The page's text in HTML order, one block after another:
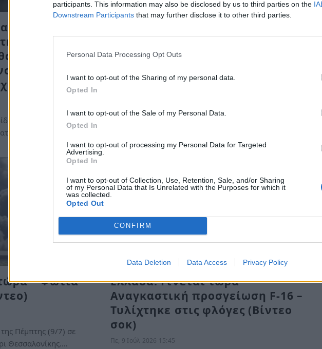
participants. This information may also be disclosed by us to third parties on the
Downstream Participants that may further disclose it to other third parties.
Personal Data Processing Opt Outs
I want to opt-out of the Sharing of my personal data.
Opted In
I want to opt-out of the Sale of my Personal Data.
Opted In
I want to opt-out of processing my Personal Data for Targeted
Advertising.
Opted In
I want to opt-out of Collection, Use, Retention, Sale, and/or Sharing
of my Personal Data that Is Unrelated with the Purposes for which it
was collected.
Opted Out
CONFIRM
Data Deletion Data Access Privacy Policy
τον
όλη η
του
και
-σύμφωνα με τα
ενός 28χρονου…
ανδρόγυνο
– Φωτιά
Πέμπτης (9/7) σε
Θεσσαλονίκης.…
Ελλάδα: Γίνεται τώρα –
Αναγκαστική προσγείωση F-16 –
Τυλίχτηκε στις φλόγες (Βίντεο
σοκ)
Πε, 9 Ιούλ 2026 15:45